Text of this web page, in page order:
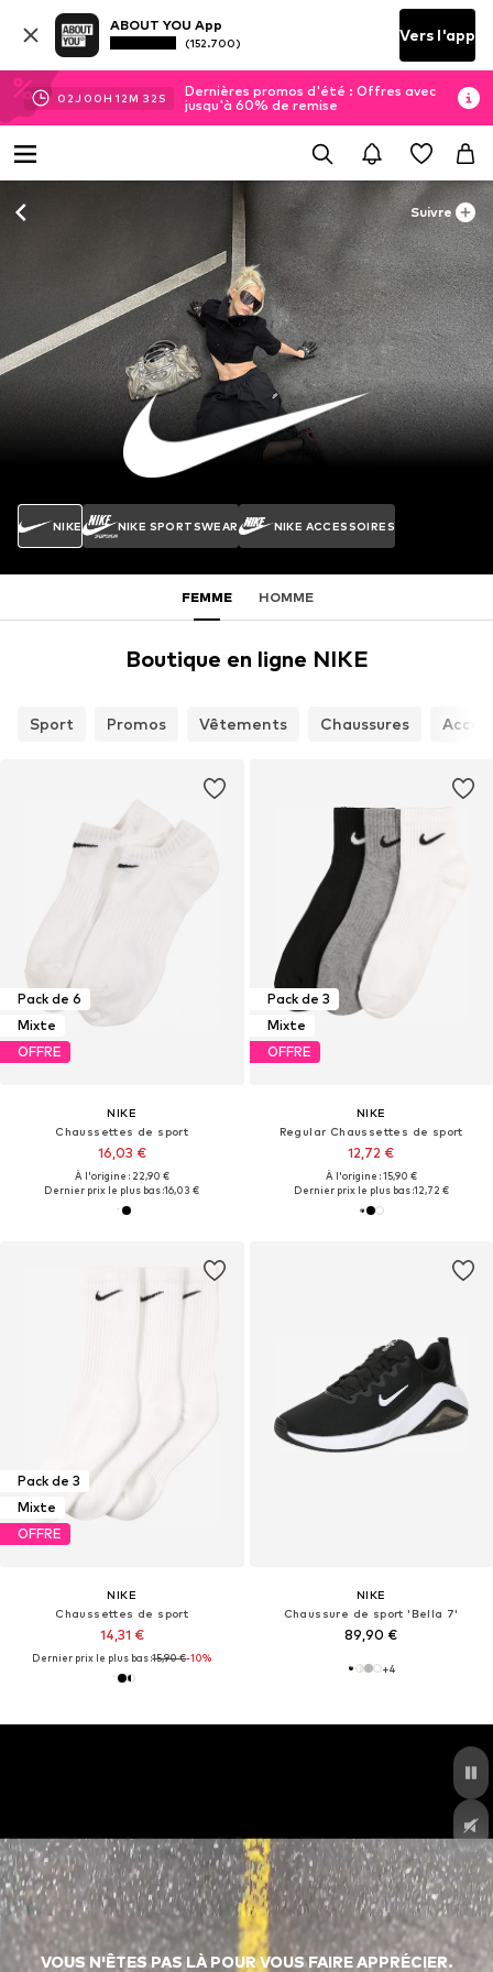
ABOUT YOU App
(152.700) Vers l'app
02J 00H 12M 30 S
Dernières promos d'été : Offres avec
jusqu'à 60% de remise
Suivre
NIKE NIKE SPORTSWEAR NIKE ACCESSOIRES
FEMME HOMME
Boutique en ligne NIKE
Sport Promos Vêtements Chaussures
Pack de 6
Mixte
OFFRE
NIKE
Chaussettes de sport
16,03 €
À l'origine : 22,90 €
Dernier prix le plus bas :16,03 €
Pack de 3
Mixte
OFFRE
NIKE
Regular Chaussettes de sport
12,72 €
À l'origine : 15,90 €
Dernier prix le plus bas :12,72 €
Pack de 3
Mixte
OFFRE
NIKE
Chaussettes de sport
14,31 €
Dernier prix le plus bas :15,90 €-10%
NIKE
Chaussure de sport 'Bella 7'
89,90 €
+4
VOUS N'ÊTES PAS LÀ POUR VOUS FAIRE APPRÉCIER.